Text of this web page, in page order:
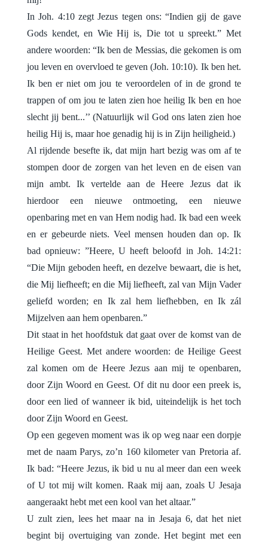
In Joh. 4:10 zegt Jezus tegen ons: “Indien gij de gave
Gods kendet, en Wie Hij is, Die tot u spreekt.” Met
andere woorden: “Ik ben de Messias, die gekomen is om
jou leven en overvloed te geven (Joh. 10:10). Ik ben het.
Ik ben er niet om jou te veroordelen of in de grond te
trappen of om jou te laten zien hoe heilig Ik ben en hoe
slecht jij bent...’’ (Natuurlijk wil God ons laten zien hoe
heilig Hij is, maar hoe genadig hij is in Zijn heiligheid.)
Al rijdende besefte ik, dat mijn hart bezig was om af te
stompen door de zorgen van het leven en de eisen van
mijn ambt. Ik vertelde aan de Heere Jezus dat ik
hierdoor een nieuwe ontmoeting, een nieuwe
openbaring met en van Hem nodig had. Ik bad een week
en er gebeurde niets. Veel mensen houden dan op. Ik
bad opnieuw: ”Heere, U heeft beloofd in Joh. 14:21:
“Die Mijn geboden heeft, en dezelve bewaart, die is het,
die Mij liefheeft; en die Mij liefheeft, zal van Mijn Vader
geliefd worden; en Ik zal hem liefhebben, en Ik zál
Mijzelven aan hem openbaren.”
Dit staat in het hoofdstuk dat gaat over de komst van de
Heilige Geest. Met andere woorden: de Heilige Geest
zal komen om de Heere Jezus aan mij te openbaren,
door Zijn Woord en Geest. Of dit nu door een preek is,
door een lied of wanneer ik bid, uiteindelijk is het toch
door Zijn Woord en Geest.
Op een gegeven moment was ik op weg naar een dorpje
met de naam Parys, zo’n 160 kilometer van Pretoria af.
Ik bad: “Heere Jezus, ik bid u nu al meer dan een week
of U tot mij wilt komen. Raak mij aan, zoals U Jesaja
aangeraakt hebt met een kool van het altaar.”
U zult zien, lees het maar na in Jesaja 6, dat het niet
begint bij overtuiging van zonde. Het begint met een